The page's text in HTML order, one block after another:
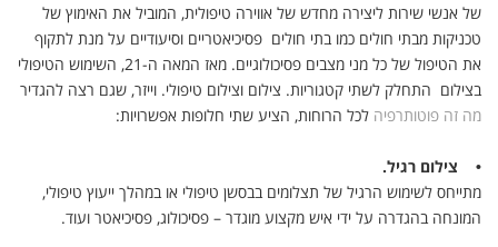
של אנשי שירות ליצירה מחדש של אווירה טיפולית, המוביל את האימוץ של
טכניקות מבתי חולים כמו בתי חולים פסיכיאטריים וסיעודיים על מנת לתקוף
את הטיפול של כל מני מצבים פסיכולוגיים. מאז המאה ה-21, השימוש הטיפולי
בצילום התחלק לשתי קטגוריות. צילום וצילום טיפולי. וייזר, שגם רצה להגדיר
מה זה פוטותרפיה לכל הרוחות, הציע שתי חלופות אפשרויות:
• צילום רגיל.
מתייחס לשימוש הרגיל של תצלומים בבסשן טיפולי או במהלך ייעוץ טיפולי,
המונחה בהגדרה על ידי איש מקצוע מוגדר – פסיכולוג, פסיכיאטר ועוד.